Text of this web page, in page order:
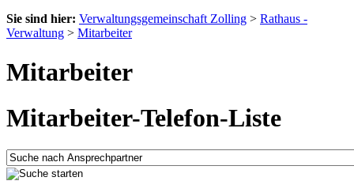
Sie sind hier: Verwaltungsgemeinschaft Zolling > Rathaus -
Verwaltung > Mitarbeiter
Mitarbeiter
Mitarbeiter-Telefon-Liste